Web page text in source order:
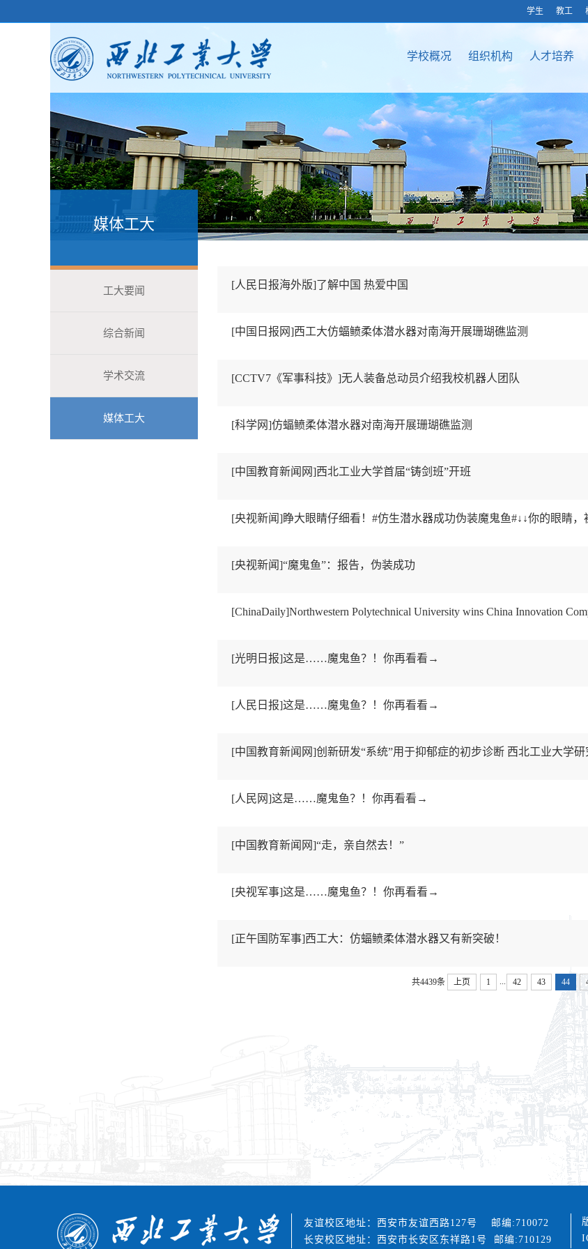
学生 教工
学校概况 组织机构 人才培养
媒体工大
工大要闻
综合新闻
学术交流
媒体工大
[人民日报海外版]了解中国 热爱中国
[中国日报网]西工大仿蝠鲼柔体潜水器对南海开展珊瑚礁监测
[CCTV7《军事科技》]无人装备总动员介绍我校机器人团队
[科学网]仿蝠鲼柔体潜水器对南海开展珊瑚礁监测
[中国教育新闻网]西北工业大学首届“铸剑班”开班
[央视新闻]睁大眼睛仔细看！#仿生潜水器成功伪装魔鬼鱼#↓↓你的眼睛，
[央视新闻]“魔鬼鱼”：报告，伪装成功
[ChinaDaily]Northwestern Polytechnical University wins China Innovation
[光明日报]这是……魔鬼鱼？！你再看看→
[人民日报]这是……魔鬼鱼？！你再看看→
[中国教育新闻网]创新研发“系统”用于抑郁症的初步诊断 西北工业大学
[人民网]这是……魔鬼鱼？！你再看看→
[中国教育新闻网]“走，亲自然去！”
[央视军事]这是……魔鬼鱼？！你再看看→
[正午国防军事]西工大：仿蝠鲼柔体潜水器又有新突破！
共4439条 上页 1 42 43 44
友谊校区地址：西安市友谊西路127号 邮编:710072
长安校区地址：西安市长安区东祥路1号 邮编:710129